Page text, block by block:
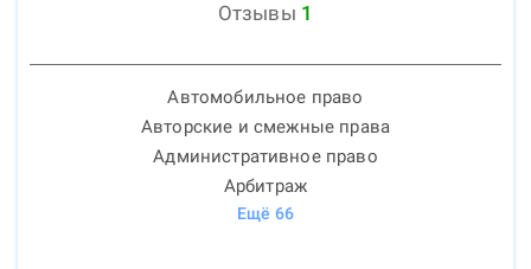
Отзывы 1
Автомобильное право
Авторские и смежные права
Административное право
Арбитраж
Ещё 66